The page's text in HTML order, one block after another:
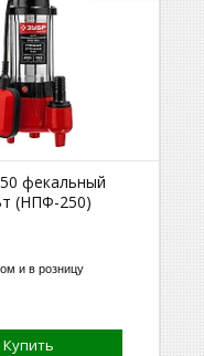
фекальный
(НПФ-250)
и в розницу
Купить